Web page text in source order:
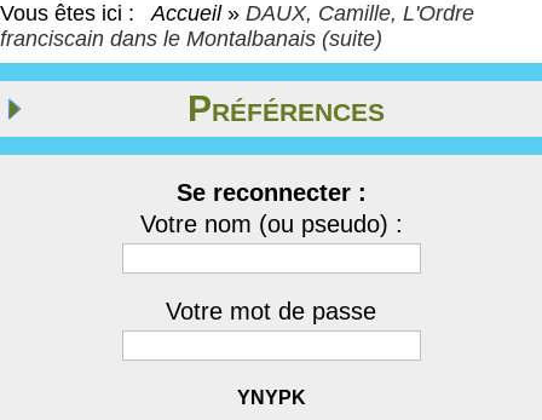
Vous êtes ici : Accueil » DAUX, Camille, L'Ordre
franciscain dans le Montalbanais (suite)
Préférences
Se reconnecter :
Votre nom (ou pseudo) :
Votre mot de passe
YNYPK